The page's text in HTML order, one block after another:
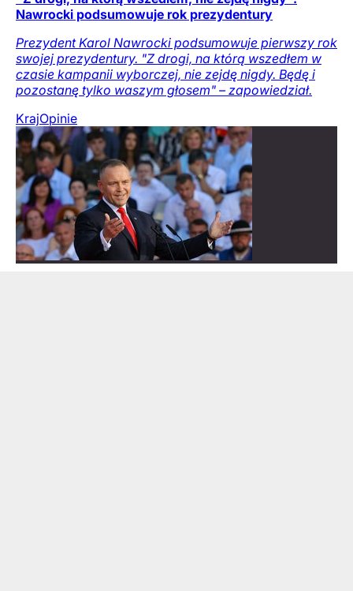
Nawrocki podsumowuje rok prezydentury
Prezydent Karol Nawrocki podsumowuje pierwszy rok
swojej prezydentury. "Z drogi, na którą wszedłem w
czasie kampanii wyborczej, nie zejdę nigdy. Będę i
pozostanę tylko waszym głosem" – zapowiedział.
KrajOpinie